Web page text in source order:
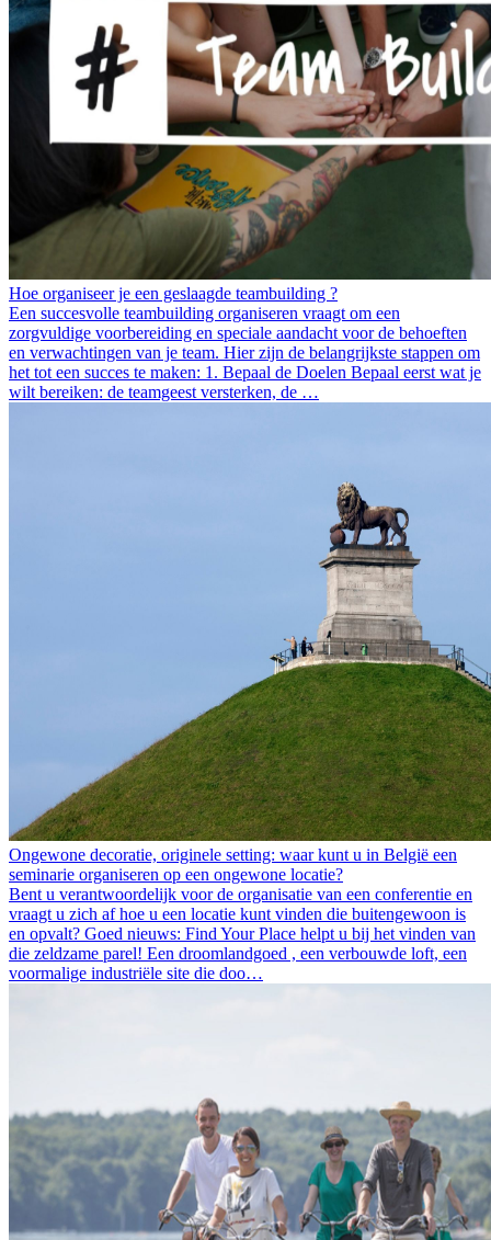
Hoe organiseer je een geslaagde teambuilding ?
Een succesvolle teambuilding organiseren vraagt om een
zorgvuldige voorbereiding en speciale aandacht voor de behoeften
en verwachtingen van je team. Hier zijn de belangrijkste stappen om
het tot een succes te maken: 1. Bepaal de Doelen Bepaal eerst wat je
wilt bereiken: de teamgeest versterken, de …
Ongewone decoratie, originele setting: waar kunt u in België een
seminarie organiseren op een ongewone locatie?
Bent u verantwoordelijk voor de organisatie van een conferentie en
vraagt u zich af hoe u een locatie kunt vinden die buitengewoon is
en opvalt? Goed nieuws: Find Your Place helpt u bij het vinden van
die zeldzame parel! Een droomlandgoed , een verbouwde loft, een
voormalige industriële site die doo…